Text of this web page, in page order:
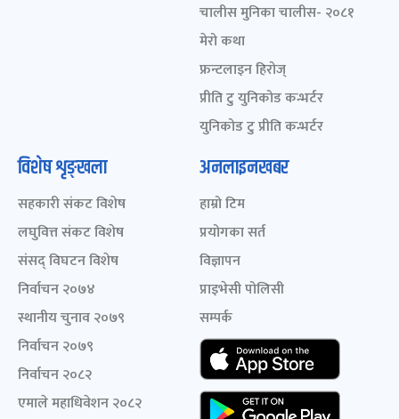
चालीस मुनिका चालीस- २०८१
मेरो कथा
फ्रन्टलाइन हिरोज्
प्रीति टु युनिकोड कन्भर्टर
युनिकोड टु प्रीति कन्भर्टर
विशेष शृङ्खला
सहकारी संकट विशेष
लघुवित्त संकट विशेष
संसद् विघटन विशेष
निर्वाचन २०७४
स्थानीय चुनाव २०७९
निर्वाचन २०७९
निर्वाचन २०८२
एमाले महाधिवेशन २०८२
अनलाइनखबर
हाम्रो टिम
प्रयोगका सर्त
विज्ञापन
प्राइभेसी पोलिसी
सम्पर्क